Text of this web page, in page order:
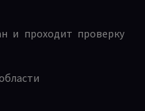
и проходит проверку